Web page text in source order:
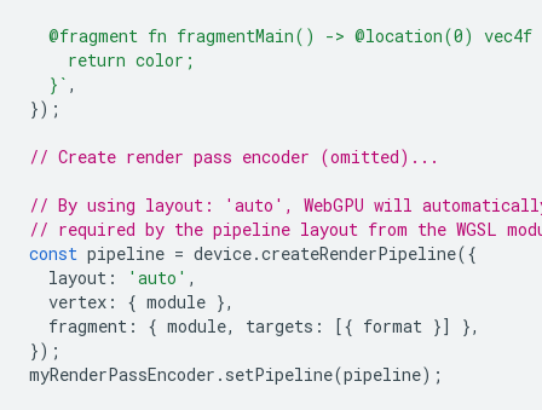
@fragment fn fragmentMain() -> @location(0) vec4f
    return color;
  }`
,
});
// Create render pass encoder (omitted)...
// By using layout: 'auto', WebGPU will
// required by the pipeline layout from the WGSL
const pipeline = device.createRenderPipeline({
layout : 'auto' ,
vertex : { module },
fragment : { module, targets : [{ format }]
},
});
myRenderPassEncoder . setPipeline(pipeline);